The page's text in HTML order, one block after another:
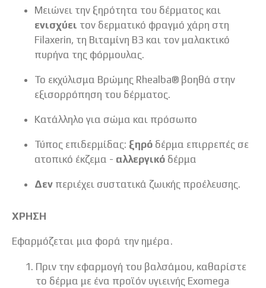
Μειώνει την ξηρότητα του δέρματος και
ενισχύει τον δερματικό φραγμό χάρη στη
Filaxerin, τη Βιταμίνη B3 και τον μαλακτικό
πυρήνα της φόρμουλας.
Το εκχύλισμα Βρώμης Rhealba® βοηθά στην
εξισορρόπηση του δέρματος.
Κατάλληλο για σώμα και πρόσωπο
Τύπος επιδερμίδας: ξηρό δέρμα επιρρεπές σε
ατοπικό έκζεμα - αλλεργικό δέρμα
Δεν περιέχει συστατικά ζωικής προέλευσης.
ΧΡΗΣΗ
Εφαρμόζεται μια φορά την ημέρα.
Πριν την εφαρμογή του βαλσάμου, καθαρίστε
το δέρμα με ένα προϊόν υγιεινής Exomega